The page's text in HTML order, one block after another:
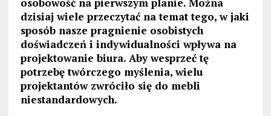
osobowość na pierwszym planie. Można
dzisiaj wiele przeczytać na temat tego, w jaki
sposób nasze pragnienie osobistych
doświadczeń i indywidualności wpływa na
projektowanie biura. Aby wesprzeć tę
potrzebę twórczego myślenia, wielu
projektantów zwróciło się do mebli
niestandardowych.